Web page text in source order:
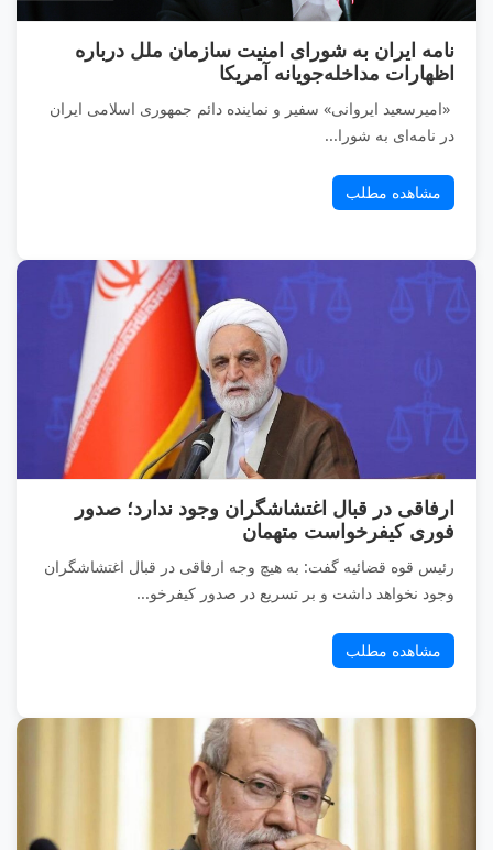
نامه ایران به شورای امنیت سازمان ملل درباره
اظهارات مداخله‌جویانه آمریکا
«امیرسعید ایروانی» سفیر و نماینده دائم جمهوری اسلامی ایران
در نامه‌ای به شورا...
مشاهده مطلب
ارفاقی در قبال اغتشاشگران وجود ندارد؛ صدور
فوری کیفرخواست متهمان
رئیس قوه قضائیه گفت: به هیچ وجه ارفاقی در قبال اغتشاشگران
وجود نخواهد داشت و بر تسریع در صدور کیفرخو...
مشاهده مطلب